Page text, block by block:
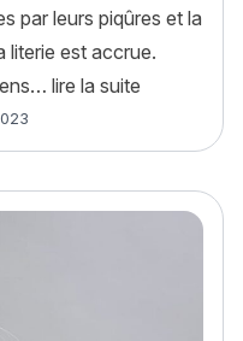
par leurs piqûres et la
literie est accrue.
lire la suite